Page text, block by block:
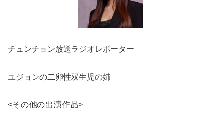
チュンチョン放送ラジオレポーター
ユジョンの二卵性双生児の姉
<その他の出演作品>